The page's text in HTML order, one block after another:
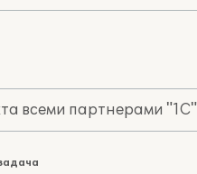
всеми партнерами "1С"